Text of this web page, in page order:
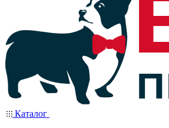
Каталог